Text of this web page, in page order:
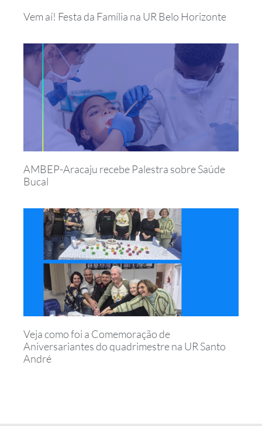
Vem aí! Festa da Família na UR Belo Horizonte
AMBEP-Aracaju recebe Palestra sobre Saúde
Bucal
Veja como foi a Comemoração de
Aniversariantes do quadrimestre na UR Santo
André